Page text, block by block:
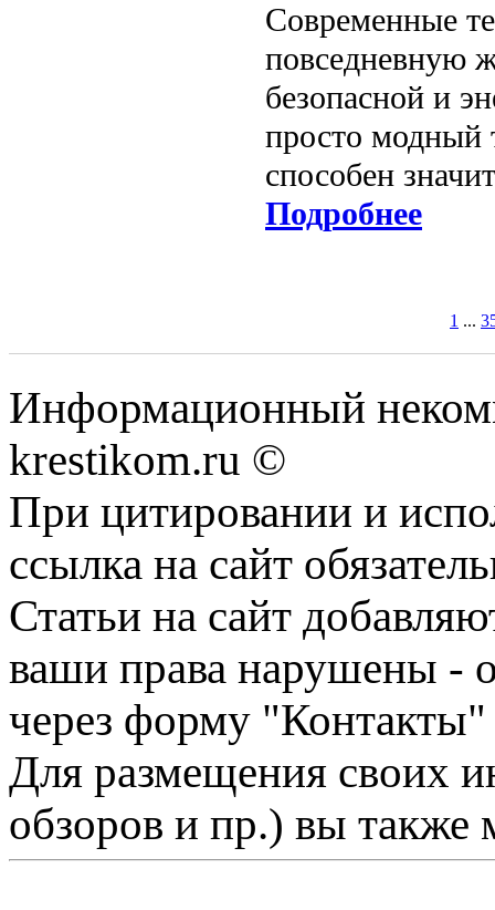
Современные
повседневную
безопасной и
просто модный
способен
Подробнее
1 ...
Информационный
krestikom.ru ©
При цитировании и
ссылка на сайт
Статьи на сайт
ваши права нарушены -
через форму "Контакты"
Для размещения своих
обзоров и пр.) вы также